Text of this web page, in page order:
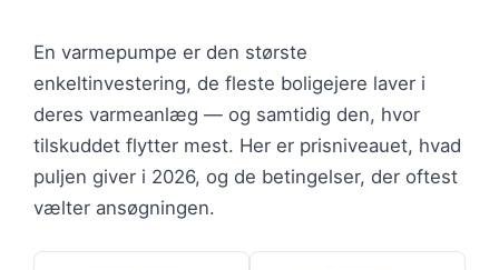
En varmepumpe er den største
enkeltinvestering, de fleste boligejere laver i
deres varmeanlæg — og samtidig den, hvor
tilskuddet flytter mest. Her er prisniveauet, hvad
puljen giver i 2026, og de betingelser, der oftest
vælter ansøgningen.